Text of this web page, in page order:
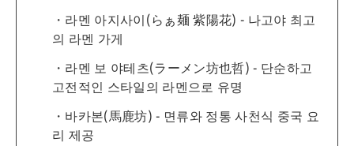
라멘 아지사이(らぁ麺 紫陽花) - 나고야 최고
의 라멘 가게
라멘 보 야테츠(ラーメン坊也哲) - 단순하고
고전적인 스타일의 라멘으로 유명
바카본(馬鹿坊) - 면류와 정통 사천식 중국 요
리 제공